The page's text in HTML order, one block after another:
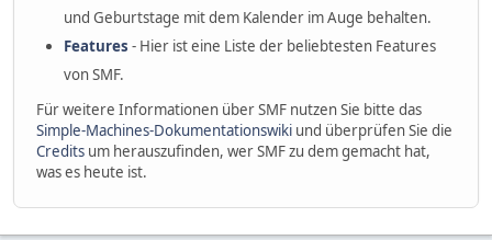
und Geburtstage mit dem Kalender im Auge behalten.
Features - Hier ist eine Liste der beliebtesten Features
von SMF.
Für weitere Informationen über SMF nutzen Sie bitte das
Simple-Machines-Dokumentationswiki und überprüfen Sie die
Credits um herauszufinden, wer SMF zu dem gemacht hat,
was es heute ist.